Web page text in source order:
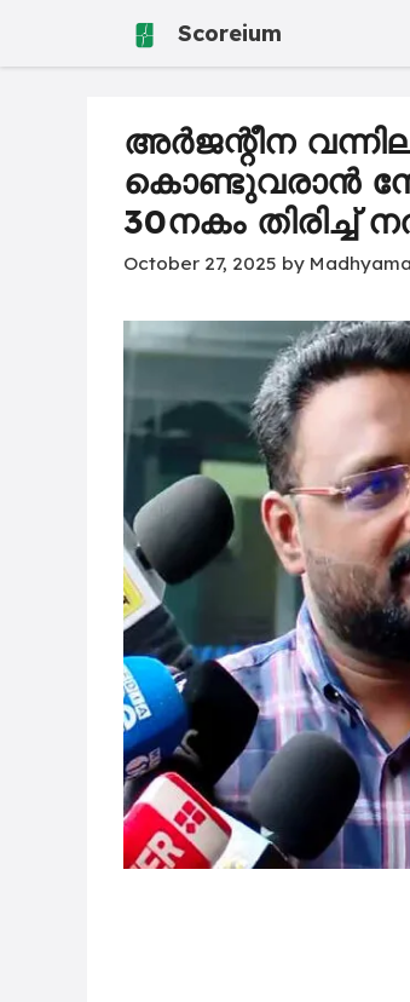
Scoreium
അർജന്റീന
കൊണ്ടുവരാൻ
30നകം
October 27, 2025 by